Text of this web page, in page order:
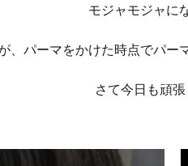
モジャモジャに
、パーマをかけた時点でパー
さて今日も頑張